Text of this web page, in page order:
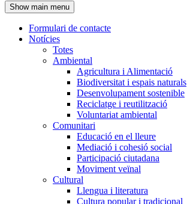
l'encapçalament
Show main menu
Navegació
principal
Formulari de contacte
Notícies
Totes
Ambiental
Agricultura i Alimentació
Biodiversitat i espais naturals
Desenvolupament sostenible
Reciclatge i reutilització
Voluntariat ambiental
Comunitari
Educació en el lleure
Mediació i cohesió social
Participació ciutadana
Moviment veïnal
Cultural
Llengua i literatura
Cultura popular i tradicional